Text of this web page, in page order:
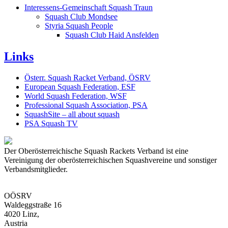
Interessens-Gemeinschaft Squash Traun
Squash Club Mondsee
Styria Squash People
Squash Club Haid Ansfelden
Links
Österr. Squash Racket Verband, ÖSRV
European Squash Federation, ESF
World Squash Federation, WSF
Professional Squash Association, PSA
SquashSite – all about squash
PSA Squash TV
Der Oberösterreichische Squash Rackets Verband ist eine
Vereinigung der oberösterreichischen Squashvereine und sonstiger
Verbandsmitglieder.
OÖSRV
Waldeggstraße 16
4020 Linz,
Austria